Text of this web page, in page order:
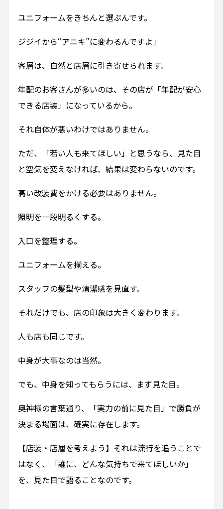
ユニフォームをきちんと選ぶんです。
ジジイから“アニキ”に変わるんですよ」
客層は、自然と店層に引き寄せられます。
年配のお客さんが多いのは、その店が「年配が安心
できる店装」になっているから。
それ自体が悪いわけではありません。
ただ、「若い人も来てほしい」と思うなら、見た目
と空気を変えなければ、結果は変わらないのです。
高い改装費をかける必要はありません。
照明を一段明るくする。
入口を整理する。
ユニフォームを揃える。
スタッフの髪型や清潔感を見直す。
それだけでも、店の印象は大きく変わります。
人も店も同じです。
中身が大事なのは当然。
でも、中身を知ってもらうには、まず見た目。
奥神様の言葉通り、「実力の前に見た目」で勝負が
決まる場面は、確実に存在します。
【店装・店層を考えよう】それは流行を追うことで
はなく、「誰に、どんな気持ちで来てほしいか」
を、見た目で語ることなのです。